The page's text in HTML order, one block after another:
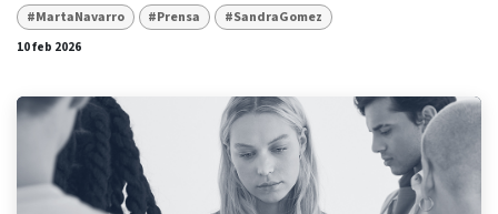
#MartaNavarro
#Prensa
#SandraGomez
10 feb 2026